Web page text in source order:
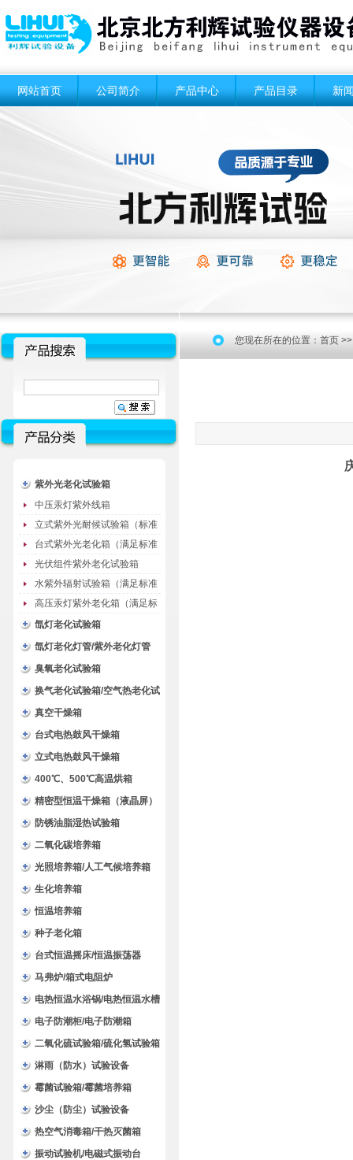
网站首页 公司简介 产品中心 产品目录 新
紫外光老化试验箱
中压汞灯紫外线箱
立式紫外光耐候试验箱（标准
型）
台式紫外光老化箱（满足标准
GB/T16776）
光伏组件紫外老化试验箱
水紫外辐射试验箱（满足标准
JC485-1992）
高压汞灯紫外老化箱（满足标
准GB/T16777）
氙灯老化试验箱
氙灯老化灯管/紫外老化灯管
（耗材）
臭氧老化试验箱
换气老化试验箱/空气热老化试
验箱
真空干燥箱
台式电热鼓风干燥箱
立式电热鼓风干燥箱
400℃、500℃高温烘箱
精密型恒温干燥箱（液晶屏）
防锈油脂湿热试验箱
二氧化碳培养箱
光照培养箱/人工气候培养箱
生化培养箱
恒温培养箱
种子老化箱
台式恒温摇床/恒温振荡器
马弗炉/箱式电阻炉
电热恒温水浴锅/电热恒温水槽
电子防潮柜/电子防潮箱
二氧化硫试验箱/硫化氢试验箱
淋雨（防水）试验设备
霉菌试验箱/霉菌培养箱
沙尘（防尘）试验设备
热空气消毒箱/干热灭菌箱
振动试验机/电磁式振动台
您现在所在的位置： 首页